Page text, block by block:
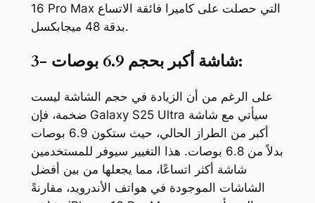
16 Pro Max التي حصلت على كاميرا فائقة الاتساع
بدقة 48 ميجابكسل.
3- شاشة أكبر بحجم 6.9 بوصات:
على الرغم من أن الزيادة في حجم الشاشة ليست
ضخمة، فإن Galaxy S25 Ultra سيأتي مع شاشة
أكبر من الطراز الحالي، حيث ستكون 6.9 بوصات
بدلاً من 6.8 بوصات. هذا التغيير سيوفر للمستخدمين
شاشة أكثر اتساعًا، مما يجعلها من بين أفضل
الشاشات الموجودة في هواتف الأندرويد، مقارنةً